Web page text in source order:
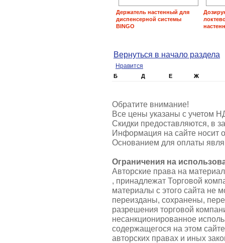
Держатель настенный для
диспенсерной системы
BINGO
Вернуться в начало раздела
Нравится
Б Д Е Ж
Обратите внимание!
Все цены указаны с учетом
Скидки предоставляются, в
Информация на сайте носит
Основанием для оплаты
Ограничения на
Авторские права на
, принадлежат Торговой
материалы с этого сайта не
переизданы, сохранены,
разрешения торговой
несанкционированное
содержащегося на этом
авторских правах и иных